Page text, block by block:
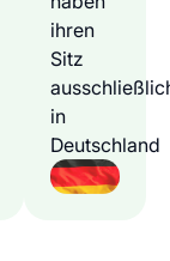
ihren
Sitz
in
Deutschland